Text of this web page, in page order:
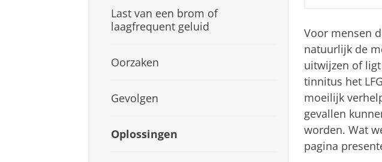
Last van een brom of
laagfrequent geluid
Oorzaken
Gevolgen
Oplossingen
Voor mensen
natuurlijk de
uitwijzen of
tinnitus het
moeilijk
gevallen
worden. Wat
pagina